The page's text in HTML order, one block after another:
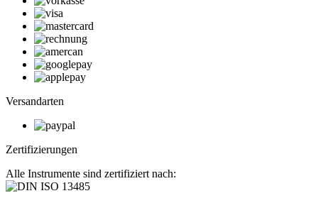
Versandarten
Zertifizierungen
Alle Instrumente sind zertifiziert nach: